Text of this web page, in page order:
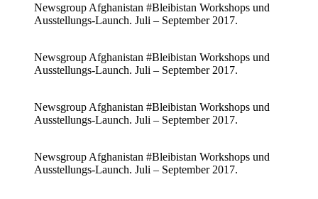
Newsgroup Afghanistan #Bleibistan Workshops und
Ausstellungs-Launch. Juli – September 2017.
Newsgroup Afghanistan #Bleibistan Workshops und
Ausstellungs-Launch. Juli – September 2017.
Newsgroup Afghanistan #Bleibistan Workshops und
Ausstellungs-Launch. Juli – September 2017.
Newsgroup Afghanistan #Bleibistan Workshops und
Ausstellungs-Launch. Juli – September 2017.